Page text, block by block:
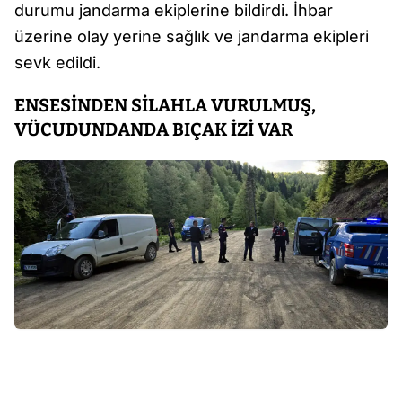
durumu jandarma ekiplerine bildirdi. İhbar
üzerine olay yerine sağlık ve jandarma ekipleri
sevk edildi.
ENSESİNDEN SİLAHLA VURULMUŞ,
VÜCUDUNDANDA BIÇAK İZİ VAR